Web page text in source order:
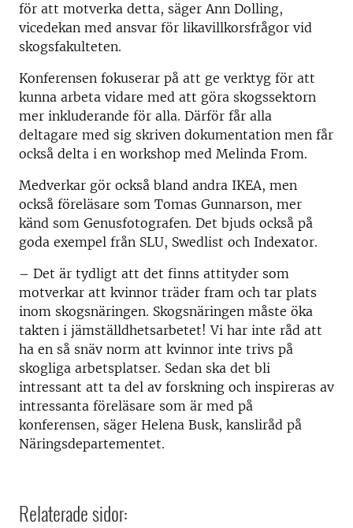
för att motverka detta, säger Ann Dolling,
vicedekan med ansvar för likavillkorsfrågor vid
skogsfakulteten.
Konferensen fokuserar på att ge verktyg för att
kunna arbeta vidare med att göra skogssektorn
mer inkluderande för alla. Därför får alla
deltagare med sig skriven dokumentation men får
också delta i en workshop med Melinda From.
Medverkar gör också bland andra IKEA, men
också föreläsare som Tomas Gunnarson, mer
känd som Genusfotografen. Det bjuds också på
goda exempel från SLU, Swedlist och Indexator.
– Det är tydligt att det finns attityder som
motverkar att kvinnor träder fram och tar plats
inom skogsnäringen. Skogsnäringen måste öka
takten i jämställdhetsarbetet! Vi har inte råd att
ha en så snäv norm att kvinnor inte trivs på
skogliga arbetsplatser. Sedan ska det bli
intressant att ta del av forskning och inspireras av
intressanta föreläsare som är med på
konferensen, säger Helena Busk, kansliråd på
Näringsdepartementet.
Relaterade sidor: